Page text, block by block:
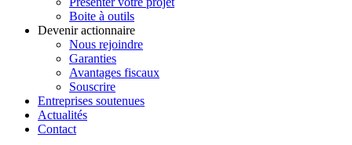
Boite à outils
Devenir actionnaire
Nous rejoindre
Garanties
Avantages fiscaux
Souscrire
Entreprises soutenues
Actualités
Contact